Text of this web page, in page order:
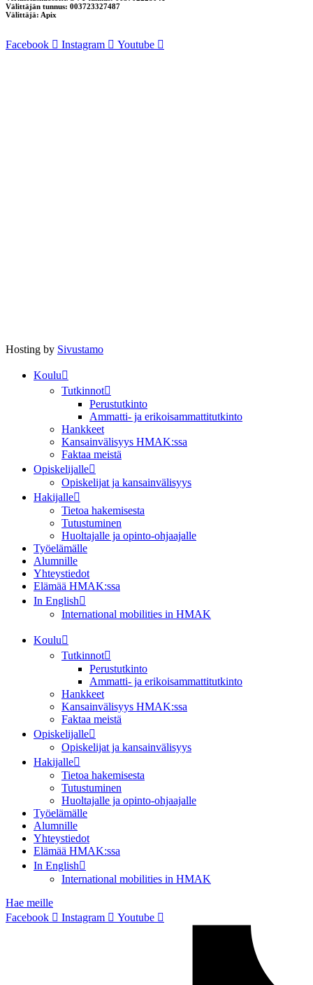
Välittäjän tunnus: 003723327487
Välittäjä: Apix
Facebook Instagram Youtube
Hosting by Sivustamo
Koulu
Tutkinnot
Perustutkinto
Ammatti- ja erikoisammattitutkinto
Hankkeet
Kansainvälisyys HMAK:ssa
Faktaa meistä
Opiskelijalle
Opiskelijat ja kansainvälisyys
Hakijalle
Tietoa hakemisesta
Tutustuminen
Huoltajalle ja opinto-ohjaajalle
Työelämälle
Alumnille
Yhteystiedot
Elämää HMAK:ssa
In English
International mobilities in HMAK
Koulu
Tutkinnot
Perustutkinto
Ammatti- ja erikoisammattitutkinto
Hankkeet
Kansainvälisyys HMAK:ssa
Faktaa meistä
Opiskelijalle
Opiskelijat ja kansainvälisyys
Hakijalle
Tietoa hakemisesta
Tutustuminen
Huoltajalle ja opinto-ohjaajalle
Työelämälle
Alumnille
Yhteystiedot
Elämää HMAK:ssa
In English
International mobilities in HMAK
Hae meille
Facebook
Instagram Youtube